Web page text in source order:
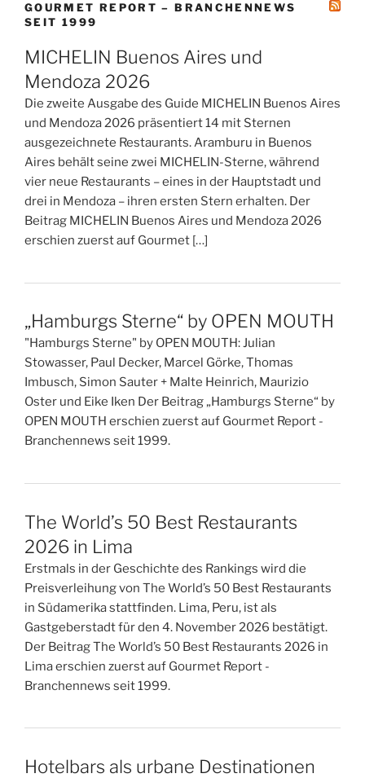
GOURMET REPORT – BRANCHENNEWS
SEIT 1999
MICHELIN Buenos Aires und
Mendoza 2026
Die zweite Ausgabe des Guide MICHELIN Buenos Aires
und Mendoza 2026 präsentiert 14 mit Sternen
ausgezeichnete Restaurants. Aramburu in Buenos
Aires behält seine zwei MICHELIN-Sterne, während
vier neue Restaurants – eines in der Hauptstadt und
drei in Mendoza – ihren ersten Stern erhalten. Der
Beitrag MICHELIN Buenos Aires und Mendoza 2026
erschien zuerst auf Gourmet […]
„Hamburgs Sterne“ by OPEN MOUTH
"Hamburgs Sterne" by OPEN MOUTH: Julian
Stowasser, Paul Decker, Marcel Görke, Thomas
Imbusch, Simon Sauter + Malte Heinrich, Maurizio
Oster und Eike Iken Der Beitrag „Hamburgs Sterne“ by
OPEN MOUTH erschien zuerst auf Gourmet Report -
Branchennews seit 1999.
The World’s 50 Best Restaurants
2026 in Lima
Erstmals in der Geschichte des Rankings wird die
Preisverleihung von The World’s 50 Best Restaurants
in Südamerika stattfinden. Lima, Peru, ist als
Gastgeberstadt für den 4. November 2026 bestätigt.
Der Beitrag The World’s 50 Best Restaurants 2026 in
Lima erschien zuerst auf Gourmet Report -
Branchennews seit 1999.
Hotelbars als urbane Destinationen